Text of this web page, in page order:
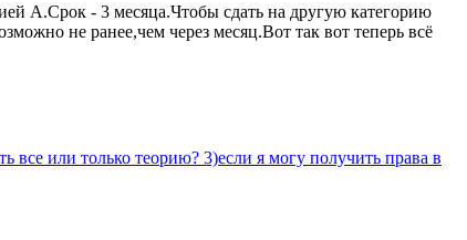
А.Срок - 3 месяца.Чтобы сдать на другую категорию
не ранее,чем через месяц.Вот так вот теперь всё
все или только теорию? 3)если я могу получить права в